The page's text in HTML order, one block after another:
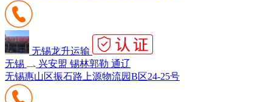
无锡龙升运输
无锡
兴安盟 锡林郭勒 通辽
无锡惠山区振石路上源物流园B区24-25号